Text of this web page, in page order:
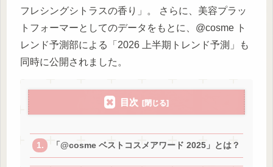
フレシングシトラスの香り」。 さらに、美容プラッ
トフォーマーとしてのデータをもとに、@cosme ト
レンド予測部による「2026 上半期トレンド予測」も
同時に公開されました。
目次
「@cosme ベストコスメアワード 2025」とは？